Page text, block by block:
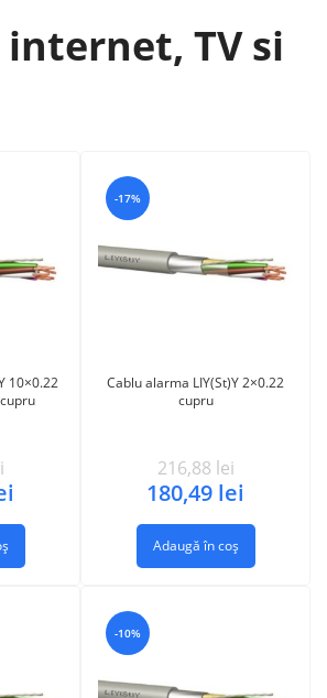
TV si
10×0.22
-17%
Cablu alarma LIY(St)Y 2×0.22
cupru
216,88 lei
180,49 lei
Adaugă în coș
-10%